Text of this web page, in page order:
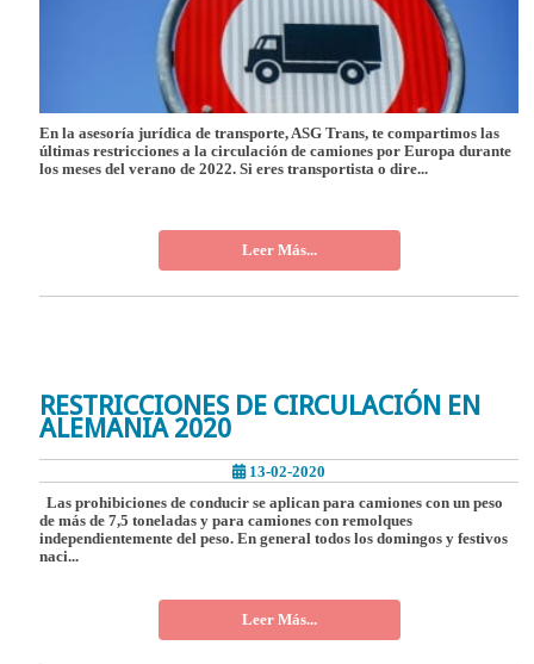
En la asesoría jurídica de transporte, ASG Trans, te compartimos las
últimas restricciones a la circulación de camiones por Europa durante
los meses del verano de 2022. Si eres transportista o dire...
Leer Más...
RESTRICCIONES DE CIRCULACIÓN EN
ALEMANIA 2020
13-02-2020
Las prohibiciones de conducir se aplican para camiones con un peso
de más de 7,5 toneladas y para camiones con remolques
independientemente del peso. En general todos los domingos y festivos
naci...
Leer Más...